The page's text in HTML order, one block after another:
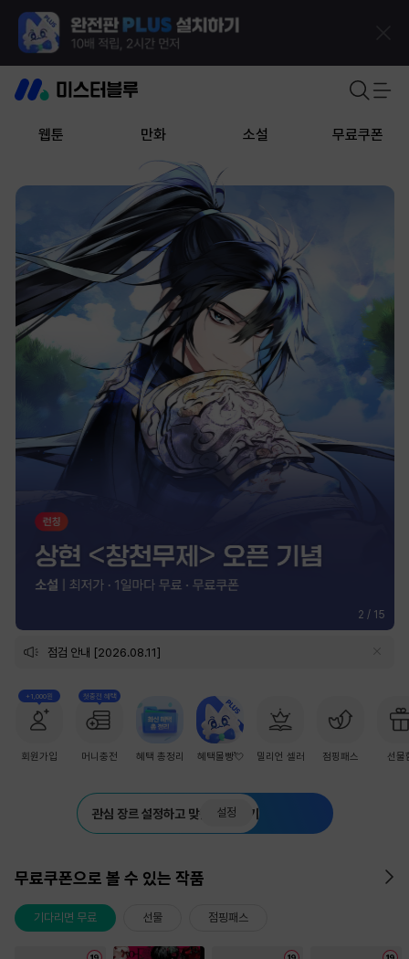
웹툰 만화 소설 무료쿠폰
2 / 15
점검 안내 [2026.08.11]
+1,000원
회원가입
첫충전 혜택
머니충전 혜택 총정리 혜택몰빵💘 밀리언 셀러 점핑패스 선물
관심 장르 설정하고 맞춤 추천 받기
설정
무료쿠폰으로 볼 수 있는 작품
기다리면 무료 선물 점핑패스